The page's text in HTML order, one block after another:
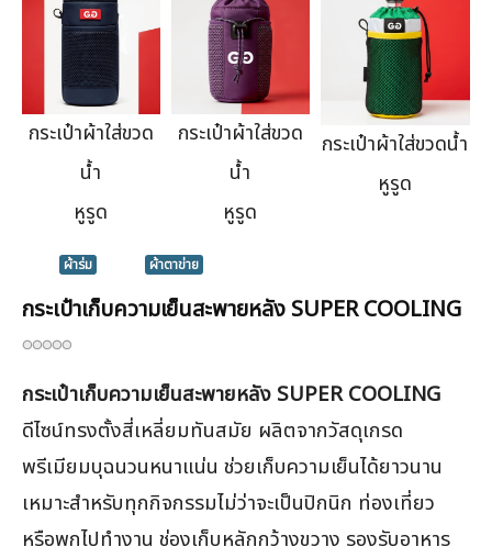
กระเป๋าผ้าใส่ขวด
น้ำ
หูรูด
กระเป๋าผ้าใส่ขวด
น้ำ
หูรูด
กระเป๋าผ้าใส่ขวดน้ำ
หูรูด
ผ้าร่ม ผ้าตาข่าย
กระเป๋าเก็บความเย็นสะพายหลัง SUPER COOLING
กระเป๋าเก็บความเย็นสะพายหลัง SUPER COOLING
ดีไซน์ทรงตั้งสี่เหลี่ยมทันสมัย ผลิตจากวัสดุเกรด
พรีเมียมบุฉนวนหนาแน่น ช่วยเก็บความเย็นได้ยาวนาน
เหมาะสำหรับทุกกิจกรรมไม่ว่าจะเป็นปิกนิก ท่องเที่ยว
หรือพกไปทำงาน ช่องเก็บหลักกว้างขวาง รองรับอาหาร